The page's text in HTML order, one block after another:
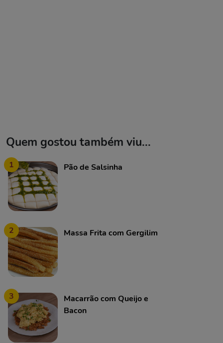
Quem gostou também viu...
1 Pão de Salsinha
2 Massa Frita com Gergilim
3
Macarrão com Queijo e
Bacon